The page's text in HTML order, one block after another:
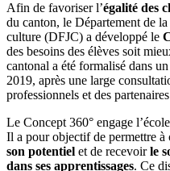
Afin de favoriser l’égalité des
du canton, le Département de
culture (DFJC) a développé le
des besoins des élèves soit
cantonal a été formalisé dans
2019, après une large
professionnels et des
Le Concept 360° engage
Il a pour objectif de permettre à
son potentiel et de recevoirle
dans ses apprentissages. Ce